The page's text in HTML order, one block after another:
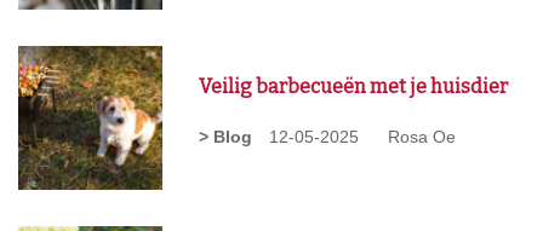
> Blog 12-05-2025 Rosa Oe
Veilig barbecueën met je huisdier